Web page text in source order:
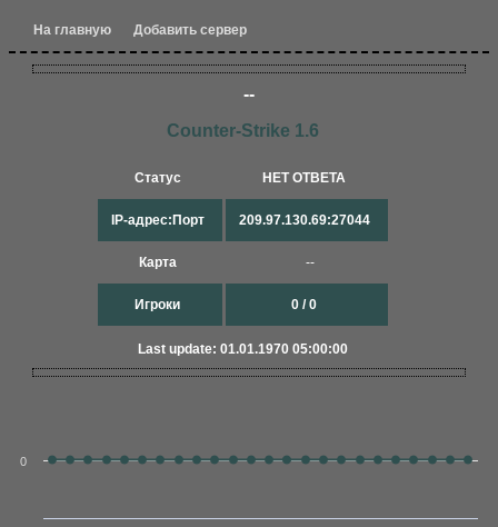
На главную Добавить сервер
--
Counter-Strike 1.6
Статус
IP-адрес:Порт
Карта
Игроки
НЕТ ОТВЕТА
209.97.130.69:27044
--
0 / 0
Last update: 01.01.1970 05:00:00
0